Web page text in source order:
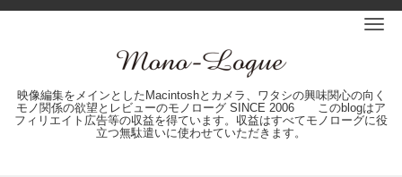
映像編集をメインとしたMacintoshとカメラ、ワタシの興味関心の向く
モノ関係の欲望とレビューのモノローグ SINCE 2006 このblogはア
フィリエイト広告等の収益を得ています。収益はすべてモノローグに役
立つ無駄遣いに使わせていただきます。